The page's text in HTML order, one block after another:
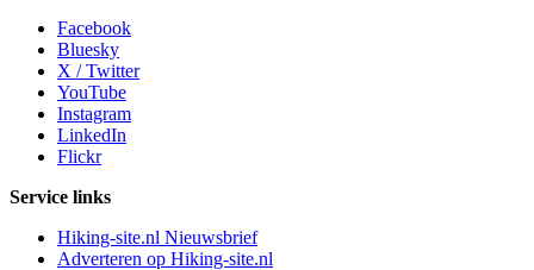
Facebook
Bluesky
X / Twitter
YouTube
Instagram
LinkedIn
Flickr
Service links
Hiking-site.nl Nieuwsbrief
Adverteren op Hiking-site.nl